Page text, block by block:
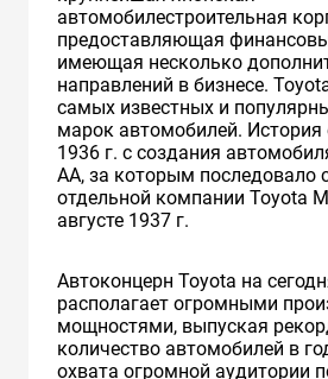
автомобилестроительная
предоставляющая
имеющая несколько
направлений в бизнесе.
самых известных и
марок автомобилей. История
1936 г. с создания
AA, за которым последовало
отдельной компании Toyota
августе 1937 г.
Автоконцерн Toyota на
располагает огромными
мощностями, выпуская
количество автомобилей в
охвата огромной аудитории